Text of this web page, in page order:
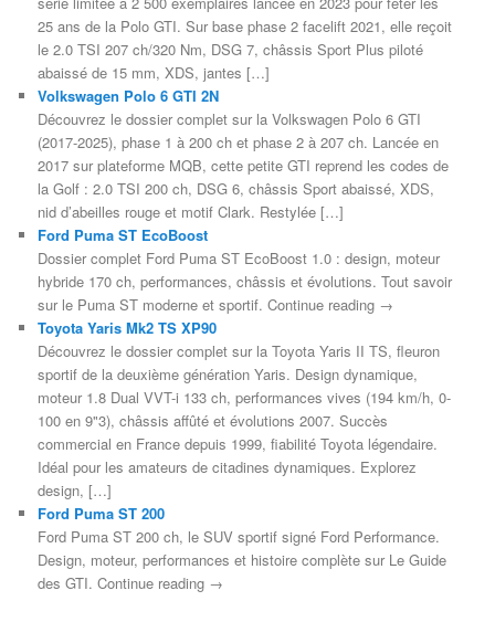
25 ans de la Polo GTI. Sur base phase 2 facelift 2021, elle reçoit
le 2.0 TSI 207 ch/320 Nm, DSG 7, châssis Sport Plus piloté
abaissé de 15 mm, XDS, jantes […]
Volkswagen Polo 6 GTI 2N
Découvrez le dossier complet sur la Volkswagen Polo 6 GTI
(2017-2025), phase 1 à 200 ch et phase 2 à 207 ch. Lancée en
2017 sur plateforme MQB, cette petite GTI reprend les codes de
la Golf : 2.0 TSI 200 ch, DSG 6, châssis Sport abaissé, XDS,
nid d’abeilles rouge et motif Clark. Restylée […]
Ford Puma ST EcoBoost
Dossier complet Ford Puma ST EcoBoost 1.0 : design, moteur
hybride 170 ch, performances, châssis et évolutions. Tout savoir
sur le Puma ST moderne et sportif. Continue reading →
Toyota Yaris Mk2 TS XP90
Découvrez le dossier complet sur la Toyota Yaris II TS, fleuron
sportif de la deuxième génération Yaris. Design dynamique,
moteur 1.8 Dual VVT-i 133 ch, performances vives (194 km/h, 0-
100 en 9"3), châssis affûté et évolutions 2007. Succès
commercial en France depuis 1999, fiabilité Toyota légendaire.
Idéal pour les amateurs de citadines dynamiques. Explorez
design, […]
Ford Puma ST 200
Ford Puma ST 200 ch, le SUV sportif signé Ford Performance.
Design, moteur, performances et histoire complète sur Le Guide
des GTI. Continue reading →